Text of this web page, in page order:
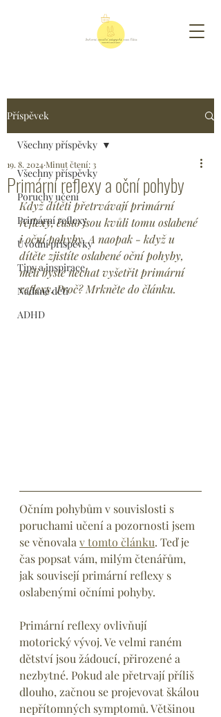
Příspěvek
Všechny příspěvky
Poruchy učení
Primární reflexy
Úvodní příspěvky
Tipy a inspirace
Nadané děti
ADHD
Všechny příspěvky
Primární reflexy a oční pohyby
19. 8. 2024Minut čtení: 3
Když dítěti přetrvávají primární
reflexy, často jsou kvůli tomu oslabené
i oční pohyby. A naopak - když u
dítěte zjistíte oslabené oční pohyby,
měli byste nechat vyšetřit primární
reflexy. Proč? Mrkněte do článku.
Očním pohybům v souvislosti s
poruchami učení a pozornosti jsem
se věnovala v tomto článku. Teď je
čas popsat vám, milým čtenářům,
jak souvisejí primární reflexy s
oslabenými očními pohyby.
Primární reflexy ovlivňují
motorický vývoj. Ve velmi raném
dětství jsou žádoucí, přirozené a
nezbytné. Pokud ale přetrvají příliš
dlouho, začnou se projevovat škálou
nepřítomných symptomů. Většinou